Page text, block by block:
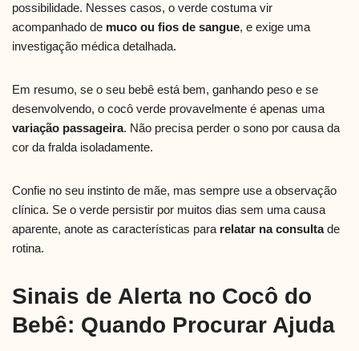
possibilidade. Nesses casos, o verde costuma vir
acompanhado de muco ou fios de sangue, e exige uma
investigação médica detalhada.
Em resumo, se o seu bebê está bem, ganhando peso e se
desenvolvendo, o cocô verde provavelmente é apenas uma
variação passageira. Não precisa perder o sono por causa da
cor da fralda isoladamente.
Confie no seu instinto de mãe, mas sempre use a observação
clínica. Se o verde persistir por muitos dias sem uma causa
aparente, anote as características para relatar na consultade
rotina.
Sinais de Alerta no Cocô do
Bebê: Quando Procurar Ajuda